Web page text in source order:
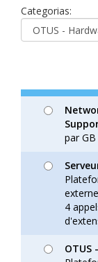
Categorias:
par
4
OTUS